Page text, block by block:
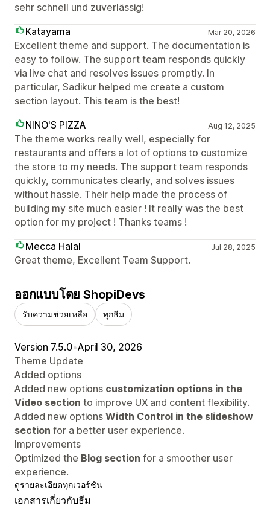
sehr schnell und zuverlässig!
Katayama
Mar 20, 2026
Excellent theme and support. The documentation is
easy to follow. The support team responds quickly
via live chat and resolves issues promptly. In
particular, Sadikur helped me create a custom
section layout. This team is the best!
NINO'S PIZZA
Aug 12, 2025
The theme works really well, especially for
restaurants and offers a lot of options to customize
the store to my needs. The support team responds
quickly, communicates clearly, and solves issues
without hassle. Their help made the process of
building my site much easier ! It really was the best
option for my project ! Thanks teams !
Mecca Halal
Jul 28, 2025
Great theme, Excellent Team Support.
ออกแบบโดย ShopiDevs
รับความช่วยเหลือ ทุกธีม
Version 7.5.0•April 30, 2026
Theme Update
Added options
Added new options customization options in the
Video section to improve UX and content flexibility.
Added new options Width Control in the slideshow
section for a better user experience.
Improvements
Optimized the Blog section for a smoother user
experience.
ดูรายละเอียดทุกเวอร์ชัน
เอกสารเกี่ยวกับธีม